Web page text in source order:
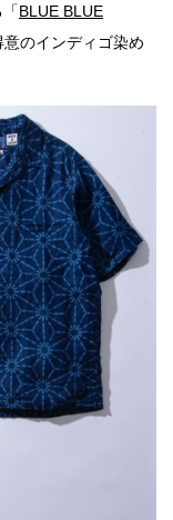
BLUE BLUE
意のインディゴ染め